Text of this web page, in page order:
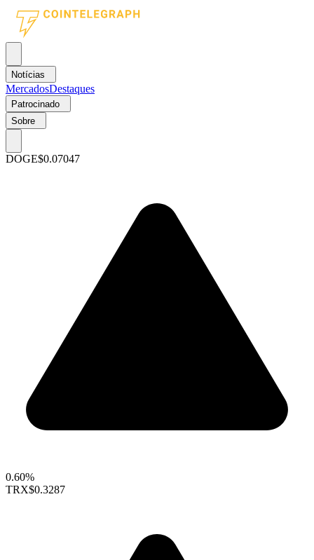
Notícias
MercadosDestaques
Patrocinado
Sobre
DOGE$0.07047
0.60%
TRX$0.3287